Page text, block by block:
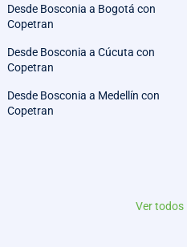
Desde Bosconia a Bogotá con
Copetran
Desde Bosconia a Cúcuta con
Copetran
Desde Bosconia a Medellín con
Copetran
Ver todos